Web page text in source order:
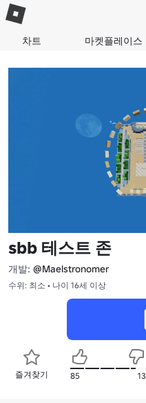
차트 마켓플레이스
sbb 테스트 존
개발: @Maelstronomer
수위: 최소 • 나이 16세 이상
즐겨찾기 85 13